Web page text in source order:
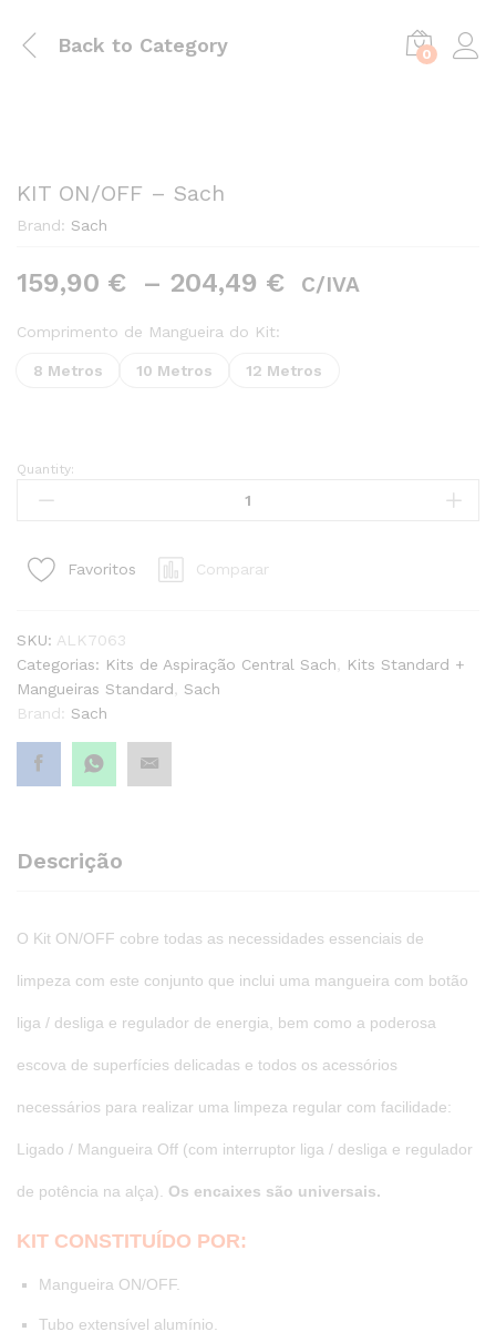
Back to Category 0
KIT ON/OFF – Sach
Brand: Sach
159,90 € – 204,49 € Preço
through
C/IVA
Comprimento de Mangueira do Kit:
8 Metros 10 Metros 12 Metros
KIT
ON/OFF
quantity1
Quantity:
Favoritos Comparar
SKU: ALK7063
Categorias: Kits de Aspiração Central Sach
Kits Standard +
Mangueiras Standard
Sach
Brand: Sach
Descrição
O Kit ON/OFF cobre todas as necessidades essenciais de
limpeza com este conjunto que inclui uma mangueira com botão
liga / desliga e regulador de energia, bem como a poderosa
escova de superfícies delicadas e todos os acessórios
necessários para realizar uma limpeza regular com facilidade:
Ligado / Mangueira Off (com interruptor liga / desliga e regulador
de potência na alça). Os encaixes são universais.
KIT CONSTITUÍDO POR:
Mangueira ON/OFF.
Tubo extensível alumínio.